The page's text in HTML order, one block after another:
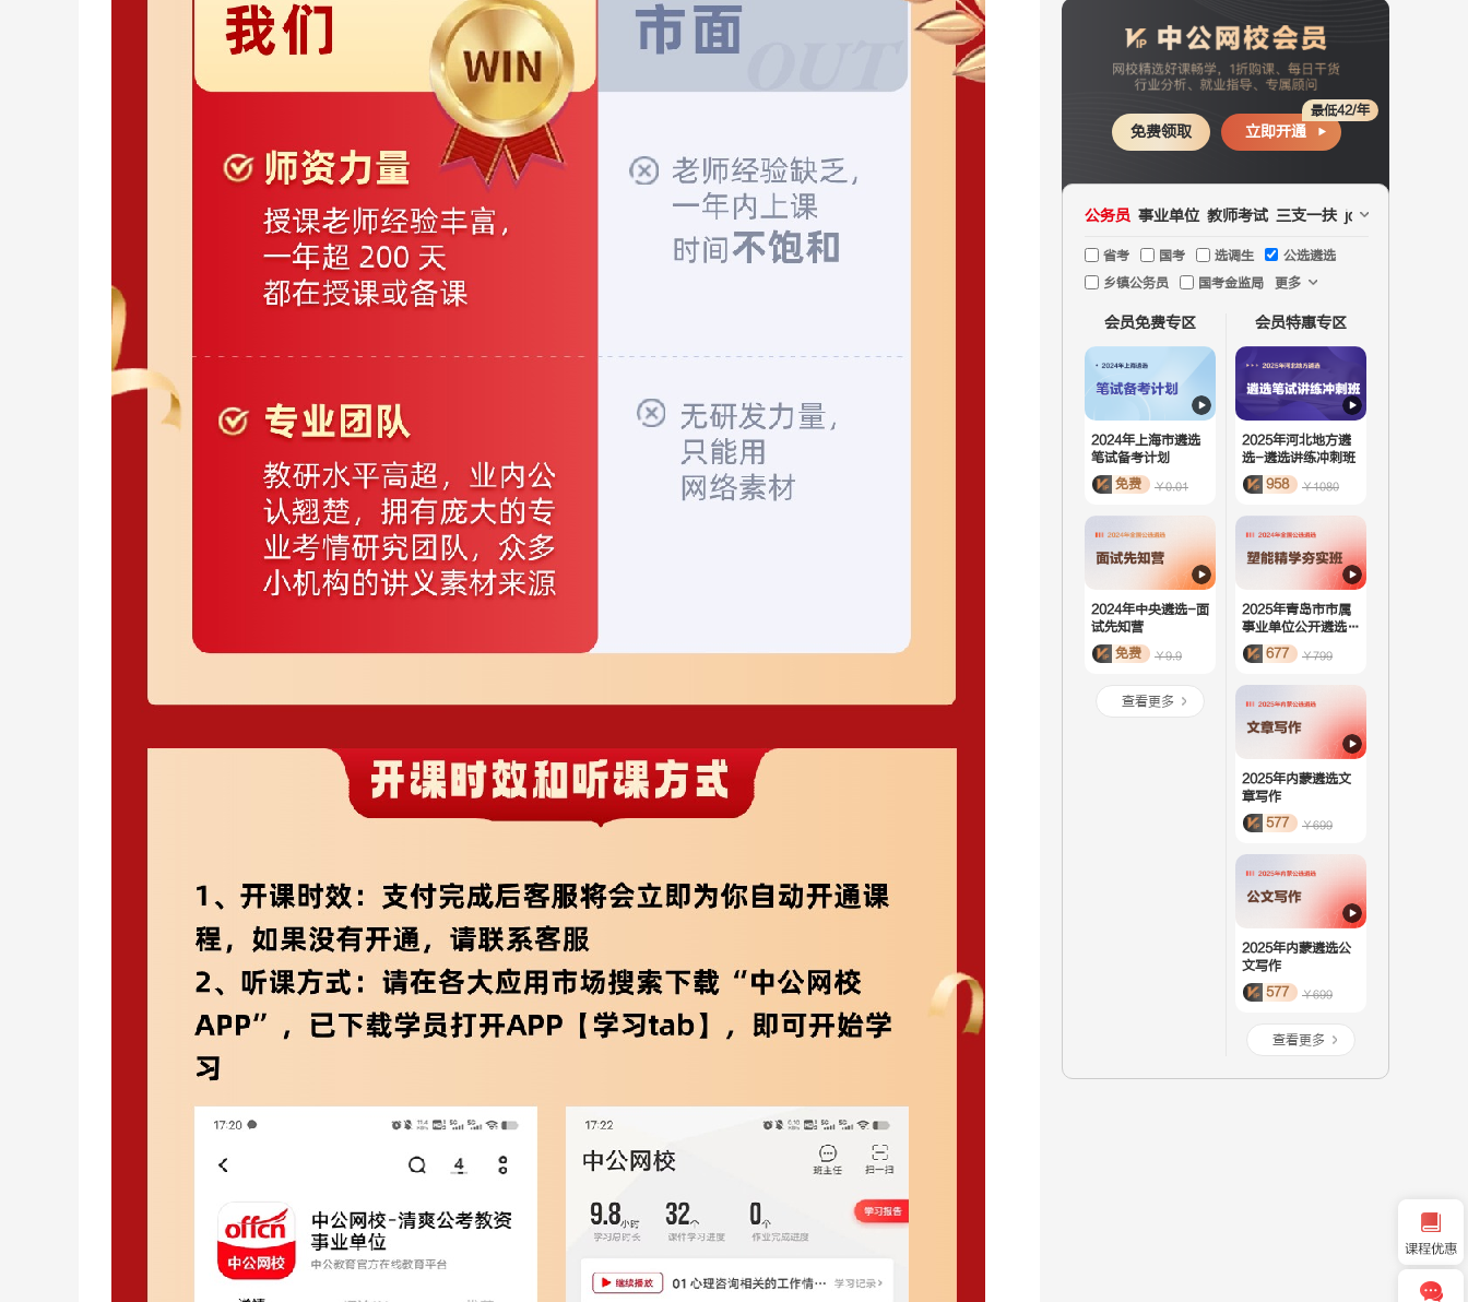
免费领取 立即开通
最低42/年
公务员 事业单位 教师考试 三支一扶 jd文职
省考 国考 选调生
公选遴选
乡镇公务员
国考金监局 更多
会员免费专区
2024年上海市遴选
笔试备考计划
免费
￥0.01
2024年中央遴选-面
试先知营
免费
￥9.9
查看更多
会员特惠专区
2025年河北地方遴
选-遴选讲练冲刺班
958
￥1080
2025年青岛市市属
事业单位公开遴选-
塑能精学夯实班
677 ￥799
2025年内蒙遴选文
章写作
577
￥699
2025年内蒙遴选公
文写作
577
￥699
查看更多